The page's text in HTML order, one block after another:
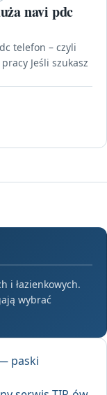
navi pdc
telefon – czyli
Jeśli szukasz
i łazienkowych.
wybrać
paski